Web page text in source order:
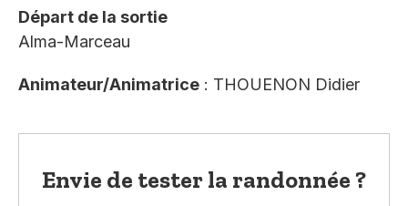
Départ de la sortie
Alma-Marceau
Animateur/Animatrice : THOUENON Didier
Envie de tester la randonnée ?